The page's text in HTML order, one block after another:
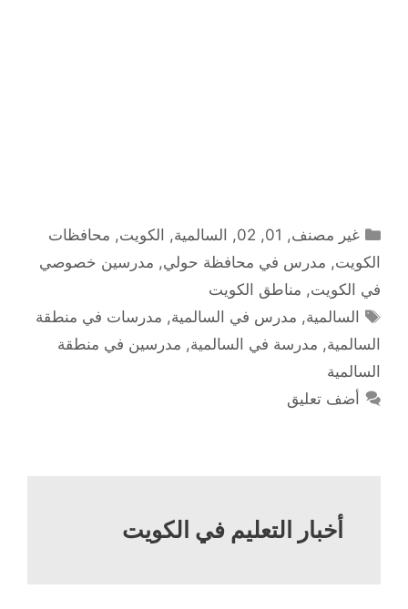
التصنيفات
غير مصنف,
01
,
02
, السالمية, الكويت, محافظات
الكويت, مدرس في محافظة حولي, مدرسين خصوصي
في الكويت, مناطق الكويت
الوسوم
السالمية, مدرس في السالمية, مدرسات في منطقة
السالمية, مدرسة في السالمية, مدرسين في منطقة
السالمية
أضف تعليق
أخبار التعليم في الكويت